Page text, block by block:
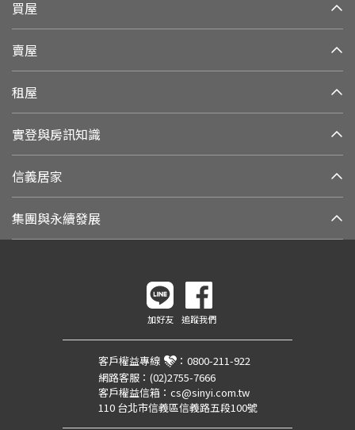
買屋
賣屋
租屋
實登與房訊知識
信義居家
集團與永續發展
加好友 追蹤我們
客戶權益專線 ： 0800-211-922
網路客服： (02)2755-7666
客戶權益信箱： cs@sinyi.com.tw
110 台北市信義區信義路五段100號